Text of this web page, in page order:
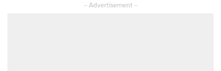
– Advertisement –